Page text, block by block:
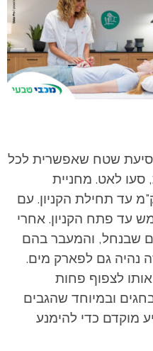
שטח שאפשרית לכל
סעו לאט. מחניית
עד תחילת הקניון. עם
עד פתח הקניון. אחרי
שבנחל, והמעבר בהם
נהיה גם לפארק מים.
לצפוף פחות
ובמיוחד שהגבים
מוקדם כדי להימנע